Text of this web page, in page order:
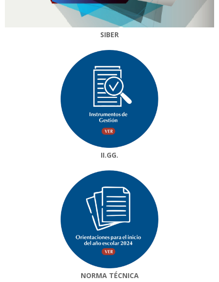
SIBER
II.GG.
NORMA TÉCNICA